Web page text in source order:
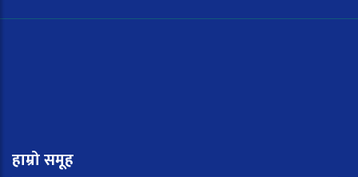
हाम्रो समूह